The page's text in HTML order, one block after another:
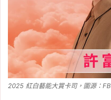
2025 紅白藝能大賞卡司，圖源：FB